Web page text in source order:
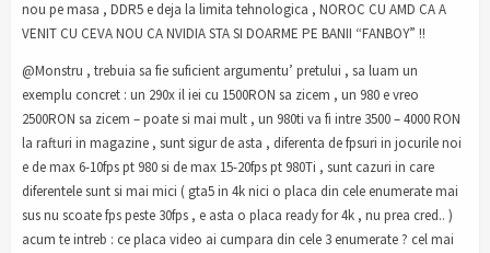
nou pe masa , DDR5 e deja la limita tehnologica , NOROC CU AMD CA A
VENIT CU CEVA NOU CA NVIDIA STA SI DOARME PE BANII “FANBOY” !!
@Monstru , trebuia sa fie suficient argumentu’ pretului , sa luam un
exemplu concret : un 290x il iei cu 1500RON sa zicem , un 980 e vreo
2500RON sa zicem – poate si mai mult , un 980ti va fi intre 3500 – 4000 RON
la rafturi in magazine , sunt sigur de asta , diferenta de fpsuri in jocurile noi
e de max 6-10fps pt 980 si de max 15-20fps pt 980Ti , sunt cazuri in care
diferentele sunt si mai mici ( gta5 in 4k nici o placa din cele enumerate mai
sus nu scoate fps peste 30fps , e asta o placa ready for 4k , nu prea cred.. )
acum te intreb : ce placa video ai cumpara din cele 3 enumerate ? cel mai